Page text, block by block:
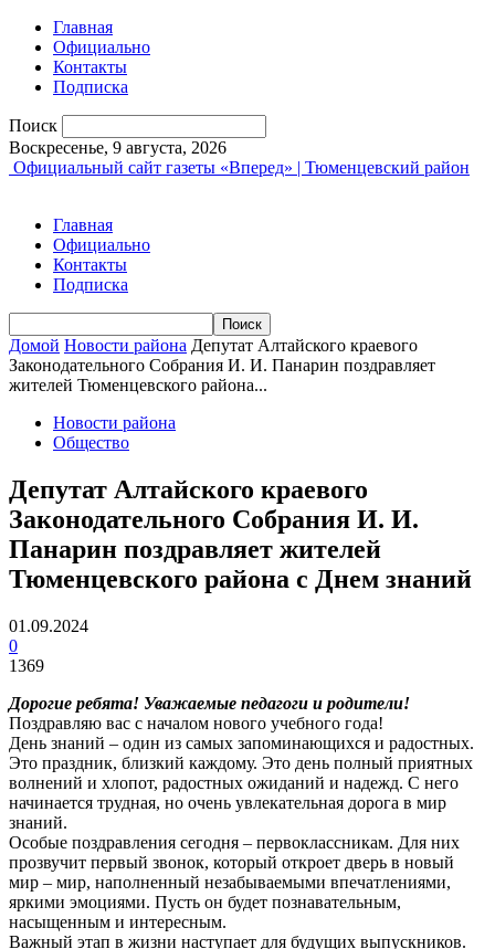
Главная
Официально
Контакты
Подписка
Поиск
Воскресенье, 9 августа, 2026
Официальный сайт газеты «Вперед» | Тюменцевский район
Главная
Официально
Контакты
Подписка
Домой Новости района Депутат Алтайского краевого
Законодательного Собрания И. И. Панарин поздравляет
жителей Тюменцевского района...
Новости района
Общество
Депутат Алтайского краевого
Законодательного Собрания И. И.
Панарин поздравляет жителей
Тюменцевского района с Днем знаний
01.09.2024
0
1369
Дорогие ребята! Уважаемые педагоги и родители!
Поздравляю вас с началом нового учебного года!
День знаний – один из самых запоминающихся и радостных.
Это праздник, близкий каждому. Это день полный приятных
волнений и хлопот, радостных ожиданий и надежд. С него
начинается трудная, но очень увлекательная дорога в мир
знаний.
Особые поздравления сегодня – первоклассникам. Для них
прозвучит первый звонок, который откроет дверь в новый
мир – мир, наполненный незабываемыми впечатлениями,
яркими эмоциями. Пусть он будет познавательным,
насыщенным и интересным.
Важный этап в жизни наступает для будущих выпускников.